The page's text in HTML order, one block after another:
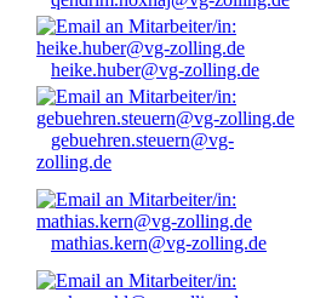
heike.huber@vg-zolling.de
gebuehren.steuern@vg-
zolling.de
mathias.kern@vg-zolling.de